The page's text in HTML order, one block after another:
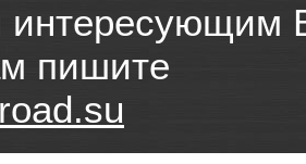
интересующим
пишите